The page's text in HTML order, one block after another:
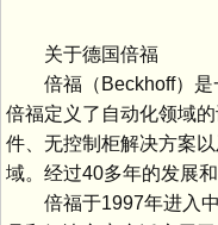
关于德国倍福
倍福（Beckhoff）是一
倍福定义了自动化领域
件、无控制柜解决方案
域。经过40多年的发展
倍福于1997年进入中